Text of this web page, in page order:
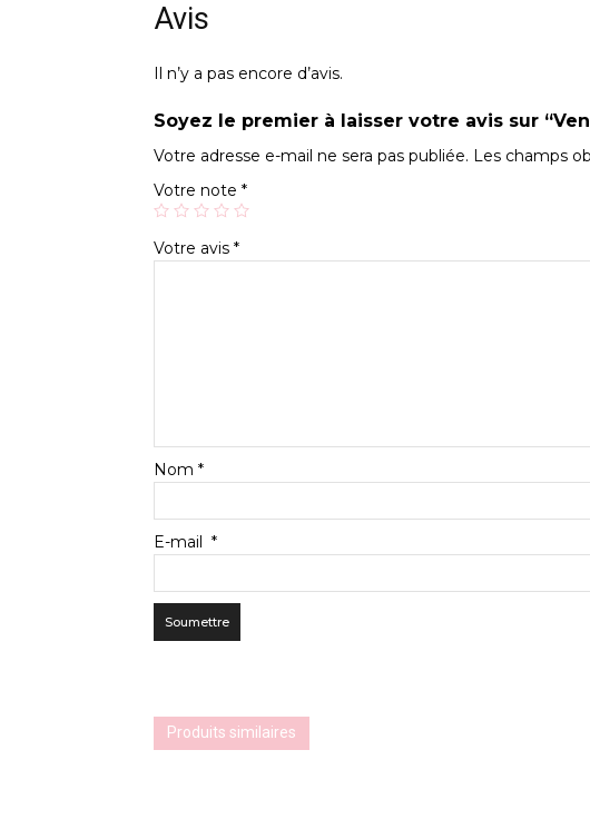
Avis
Il n’y a pas encore d’avis.
Soyez le premier à laisser votre avis sur
Votre adresse e-mail ne sera pas publiée. Les champs
Votre note *
Votre avis *
Nom *
E-mail *
Produits similaires